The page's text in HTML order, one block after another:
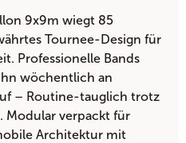
9x9m wiegt 85
Tournee-Design für
Professionelle Bands
wöchentlich an
– Routine-tauglich trotz
Modular verpackt für
Architektur mit